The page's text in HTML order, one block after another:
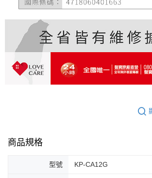
商品規格
型號 KP-CA12G